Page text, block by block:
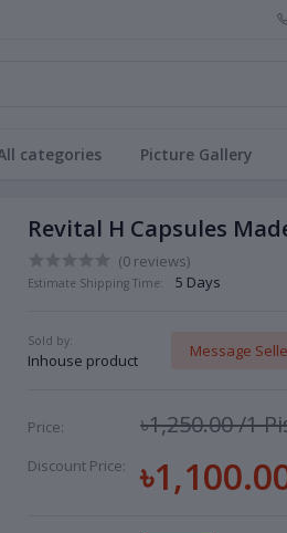
categories Picture Gallery
Revital H Capsules
(0 reviews)
Estimate Shipping Time: 5 Days
Sold by:
Inhouse product
Message
Price: ৳1,250.00/1
Discount Price: